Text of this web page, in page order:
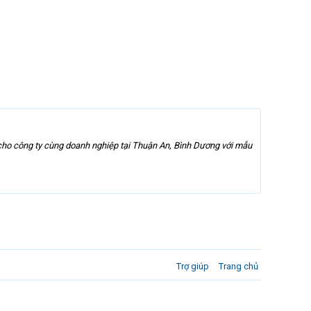
công ty cùng doanh nghiệp tại Thuận An, Bình Dương với mẫu
Trợ giúp Trang chủ